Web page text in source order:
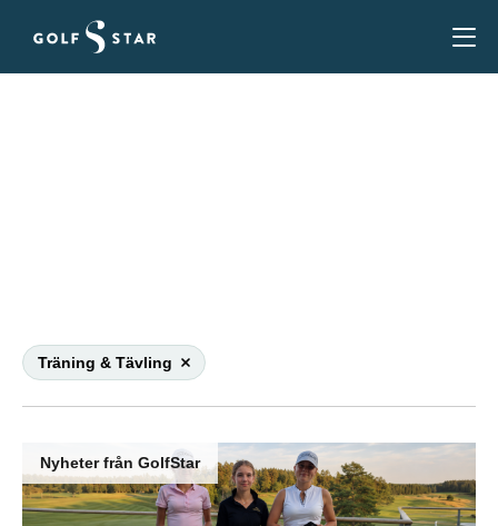
Träning & Tävling
Nyheter från GolfStar